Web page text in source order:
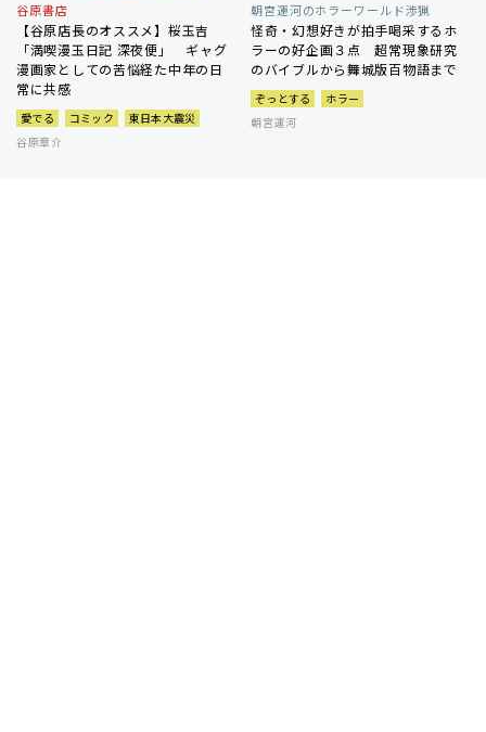
谷原書店
【谷原店長のオススメ】桜玉吉
「満喫漫玉日記 深夜便」 ギャグ
漫画家としての苦悩経た中年の日
常に共感
愛でる コミック
東日本大震災
谷原章介
朝宮運河のホラーワールド渉猟
怪奇・幻想好きが拍手喝采するホ
ラーの好企画３点 超常現象研究
のバイブルから舞城版百物語まで
ぞっとする
ホラー
朝宮運河